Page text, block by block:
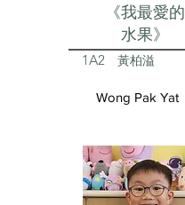
《我最愛的
水果》
1A2 黃柏溢
Wong Pak Yat